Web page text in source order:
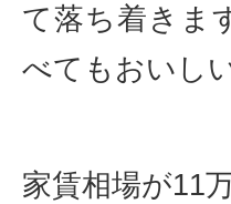
て落ち着きま
べてもおいしい
家賃相場が11